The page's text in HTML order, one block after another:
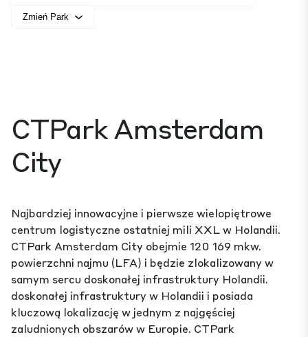
Zmień Park
CTPark Amsterdam
City
Najbardziej innowacyjne i pierwsze wielopiętrowe
centrum logistyczne ostatniej mili XXL w Holandii.
CTPark Amsterdam City obejmie 120 169 mkw.
powierzchni najmu (LFA) i będzie zlokalizowany w
samym sercu doskonałej infrastruktury Holandii.
doskonałej infrastruktury w Holandii i posiada
kluczową lokalizację w jednym z najgęściej
zaludnionych obszarów w Europie. CTPark